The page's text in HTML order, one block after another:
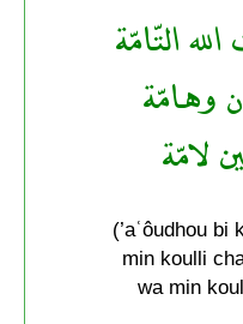
التّامّة
وهامّة
لامّة
(’aʿôudhou
min koulli
wa min